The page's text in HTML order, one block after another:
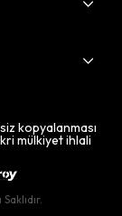
kopyalanması
mülkiyet ihlali